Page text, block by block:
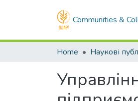
Communities &
Home Наукові